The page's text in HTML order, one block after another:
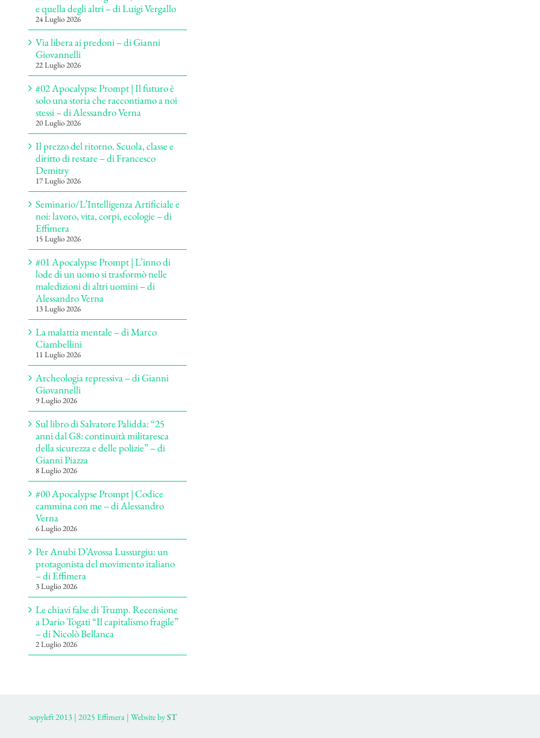
e quella degli altri – di Luigi Vergallo
24 Luglio 2026
Via libera ai predoni – di Gianni
Giovannelli
22 Luglio 2026
#02 Apocalypse Prompt | Il futuro è
solo una storia che raccontiamo a noi
stessi – di Alessandro Verna
20 Luglio 2026
Il prezzo del ritorno. Scuola, classe e
diritto di restare – di Francesco
Demitry
17 Luglio 2026
Seminario/L’Intelligenza Artificiale e
noi: lavoro, vita, corpi, ecologie – di
Effimera
15 Luglio 2026
#01 Apocalypse Prompt | L’inno di
lode di un uomo si trasformò nelle
maledizioni di altri uomini – di
Alessandro Verna
13 Luglio 2026
La malattia mentale – di Marco
Ciambellini
11 Luglio 2026
Archeologia repressiva – di Gianni
Giovannelli
9 Luglio 2026
Sul libro di Salvatore Palidda: “25
anni dal G8: continuità militaresca
della sicurezza e delle polizie” – di
Gianni Piazza
8 Luglio 2026
#00 Apocalypse Prompt | Codice
cammina con me – di Alessandro
Verna
6 Luglio 2026
Per Anubi D’Avossa Lussurgiu: un
protagonista del movimento italiano
– di Effimera
3 Luglio 2026
Le chiavi false di Trump. Recensione
a Dario Togati “Il capitalismo fragile”
– di Nicolò Bellanca
2 Luglio 2026
ɔopyleft 2013 | 2025 Effimera | Website byST